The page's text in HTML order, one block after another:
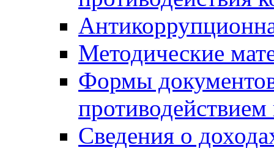
Методические
Формы
Сведения о